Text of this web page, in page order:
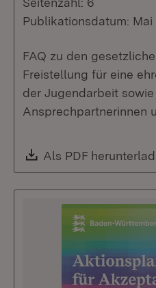
Publikationsdatum: Mai
FAQ zu den
Freistellung für eine
der Jugendarbeit
Ansprechpartnerinnen
Download:
Als PDF